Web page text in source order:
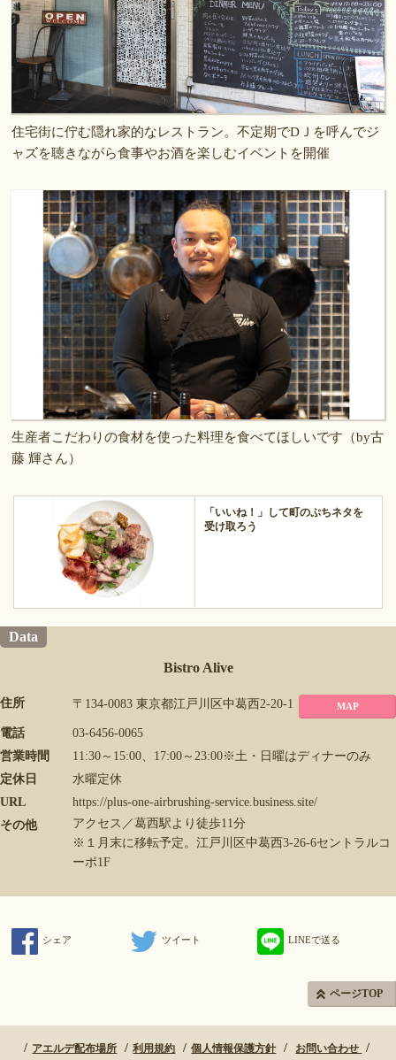
住宅街に佇む隠れ家的なレストラン。不定期でDＪを呼んでジ
ャズを聴きながら食事やお酒を楽しむイベントを開催
生産者こだわりの食材を使った料理を食べてほしいです（by古
藤 輝さん）
「いいね！」して町のぷちネタを
受け取ろう
Data
Bistro Alive
住所 〒134-0083 東京都江戸川区中葛西2-20-1 MAP
電話
03-6456-0065
営業時間
11:30～15:00、17:00～23:00※土・日曜はディナーのみ
定休日
水曜定休
URL
https://plus-one-airbrushing-service.business.site/
その他
アクセス／葛西駅より徒歩11分
※１月末に移転予定。江戸川区中葛西3-26-6セントラルコ
ーポ1F
シェア ツイート LINEで送る
ページTOP
アエルデ配布場所 利用規約 個人情報保護方針 お問い合わせ